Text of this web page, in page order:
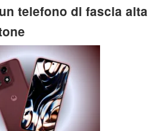
telefono di fascia alta